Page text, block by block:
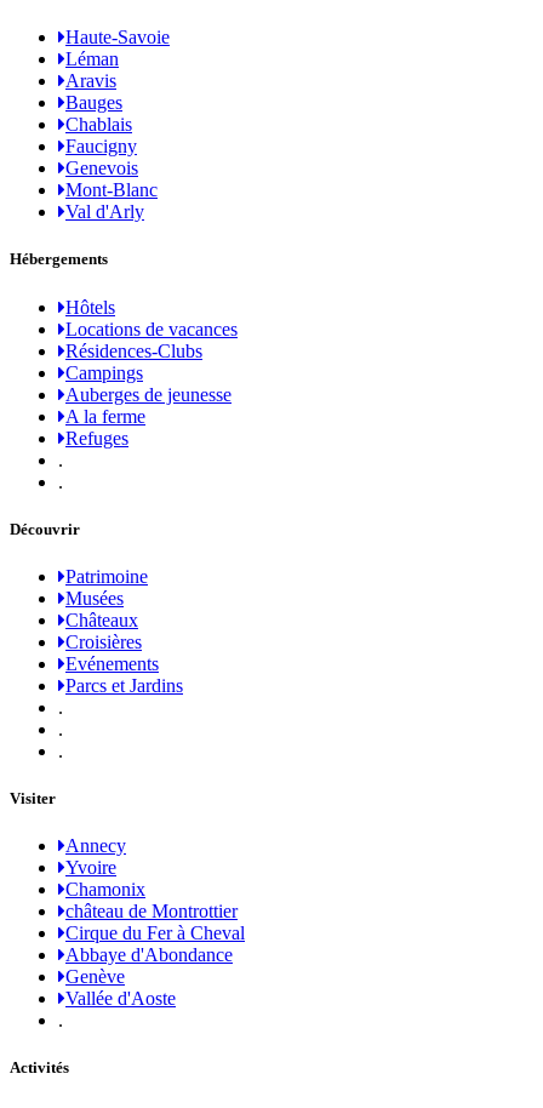
Haute-Savoie
Léman
Aravis
Bauges
Chablais
Faucigny
Genevois
Mont-Blanc
Val d'Arly
Hébergements
Hôtels
Locations de vacances
Résidences-Clubs
Campings
Auberges de jeunesse
A la ferme
Refuges
.
.
Découvrir
Patrimoine
Musées
Châteaux
Croisières
Evénements
Parcs et Jardins
.
.
.
Visiter
Annecy
Yvoire
Chamonix
château de Montrottier
Cirque du Fer à Cheval
Abbaye d'Abondance
Genève
Vallée d'Aoste
.
Activités